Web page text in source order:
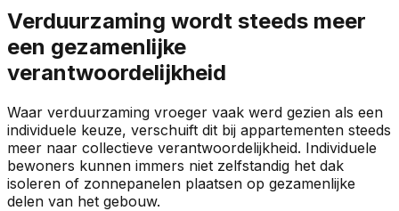
Verduurzaming wordt steeds meer
een gezamenlijke
verantwoordelijkheid
Waar verduurzaming vroeger vaak werd gezien als een
individuele keuze, verschuift dit bij appartementen steeds
meer naar collectieve verantwoordelijkheid. Individuele
bewoners kunnen immers niet zelfstandig het dak
isoleren of zonnepanelen plaatsen op gezamenlijke
delen van het gebouw.